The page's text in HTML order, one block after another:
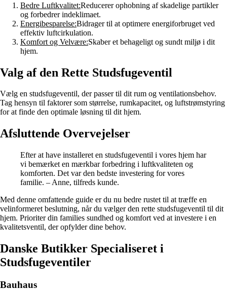
Bedre Luftkvalitet:Reducerer ophobning af skadelige partikler
og forbedrer indeklimaet.
Energibesparelse:Bidrager til at optimere energiforbruget ved
effektiv luftcirkulation.
Komfort og Velvære:Skaber et behageligt og sundt miljø i dit
hjem.
Valg af den Rette Studsfugeventil
Vælg en studsfugeventil, der passer til dit rum og ventilationsbehov.
Tag hensyn til faktorer som størrelse, rumkapacitet, og luftstrømstyring
for at finde den optimale løsning til dit hjem.
Afsluttende Overvejelser
Efter at have installeret en studsfugeventil i vores hjem har
vi bemærket en mærkbar forbedring i luftkvaliteten og
komforten. Det var den bedste investering for vores
familie. – Anne, tilfreds kunde.
Med denne omfattende guide er du nu bedre rustet til at træffe en
velinformeret beslutning, når du vælger den rette studsfugeventil til dit
hjem. Prioriter din families sundhed og komfort ved at investere i en
kvalitetsventil, der opfylder dine behov.
Danske Butikker Specialiseret i
Studsfugeventiler
Bauhaus